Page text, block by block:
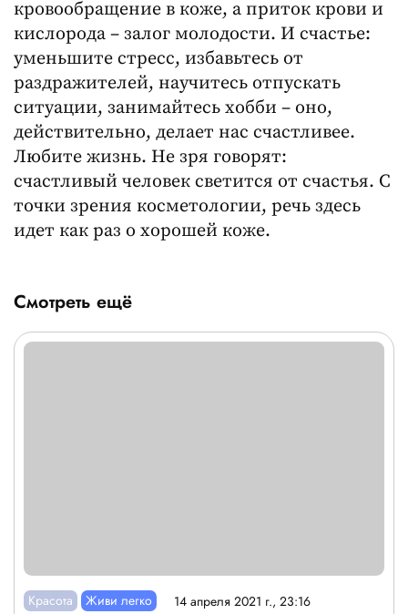
кровообращение в коже, а приток крови и
кислорода – залог молодости. И счастье:
уменьшите стресс, избавьтесь от
раздражителей, научитесь отпускать
ситуации, занимайтесь хобби – оно,
действительно, делает нас счастливее.
Любите жизнь. Не зря говорят:
счастливый человек светится от счастья. С
точки зрения косметологии, речь здесь
идет как раз о хорошей коже.
Смотреть ещё
Красота Живи легко 14 апреля 2021 г., 23:16